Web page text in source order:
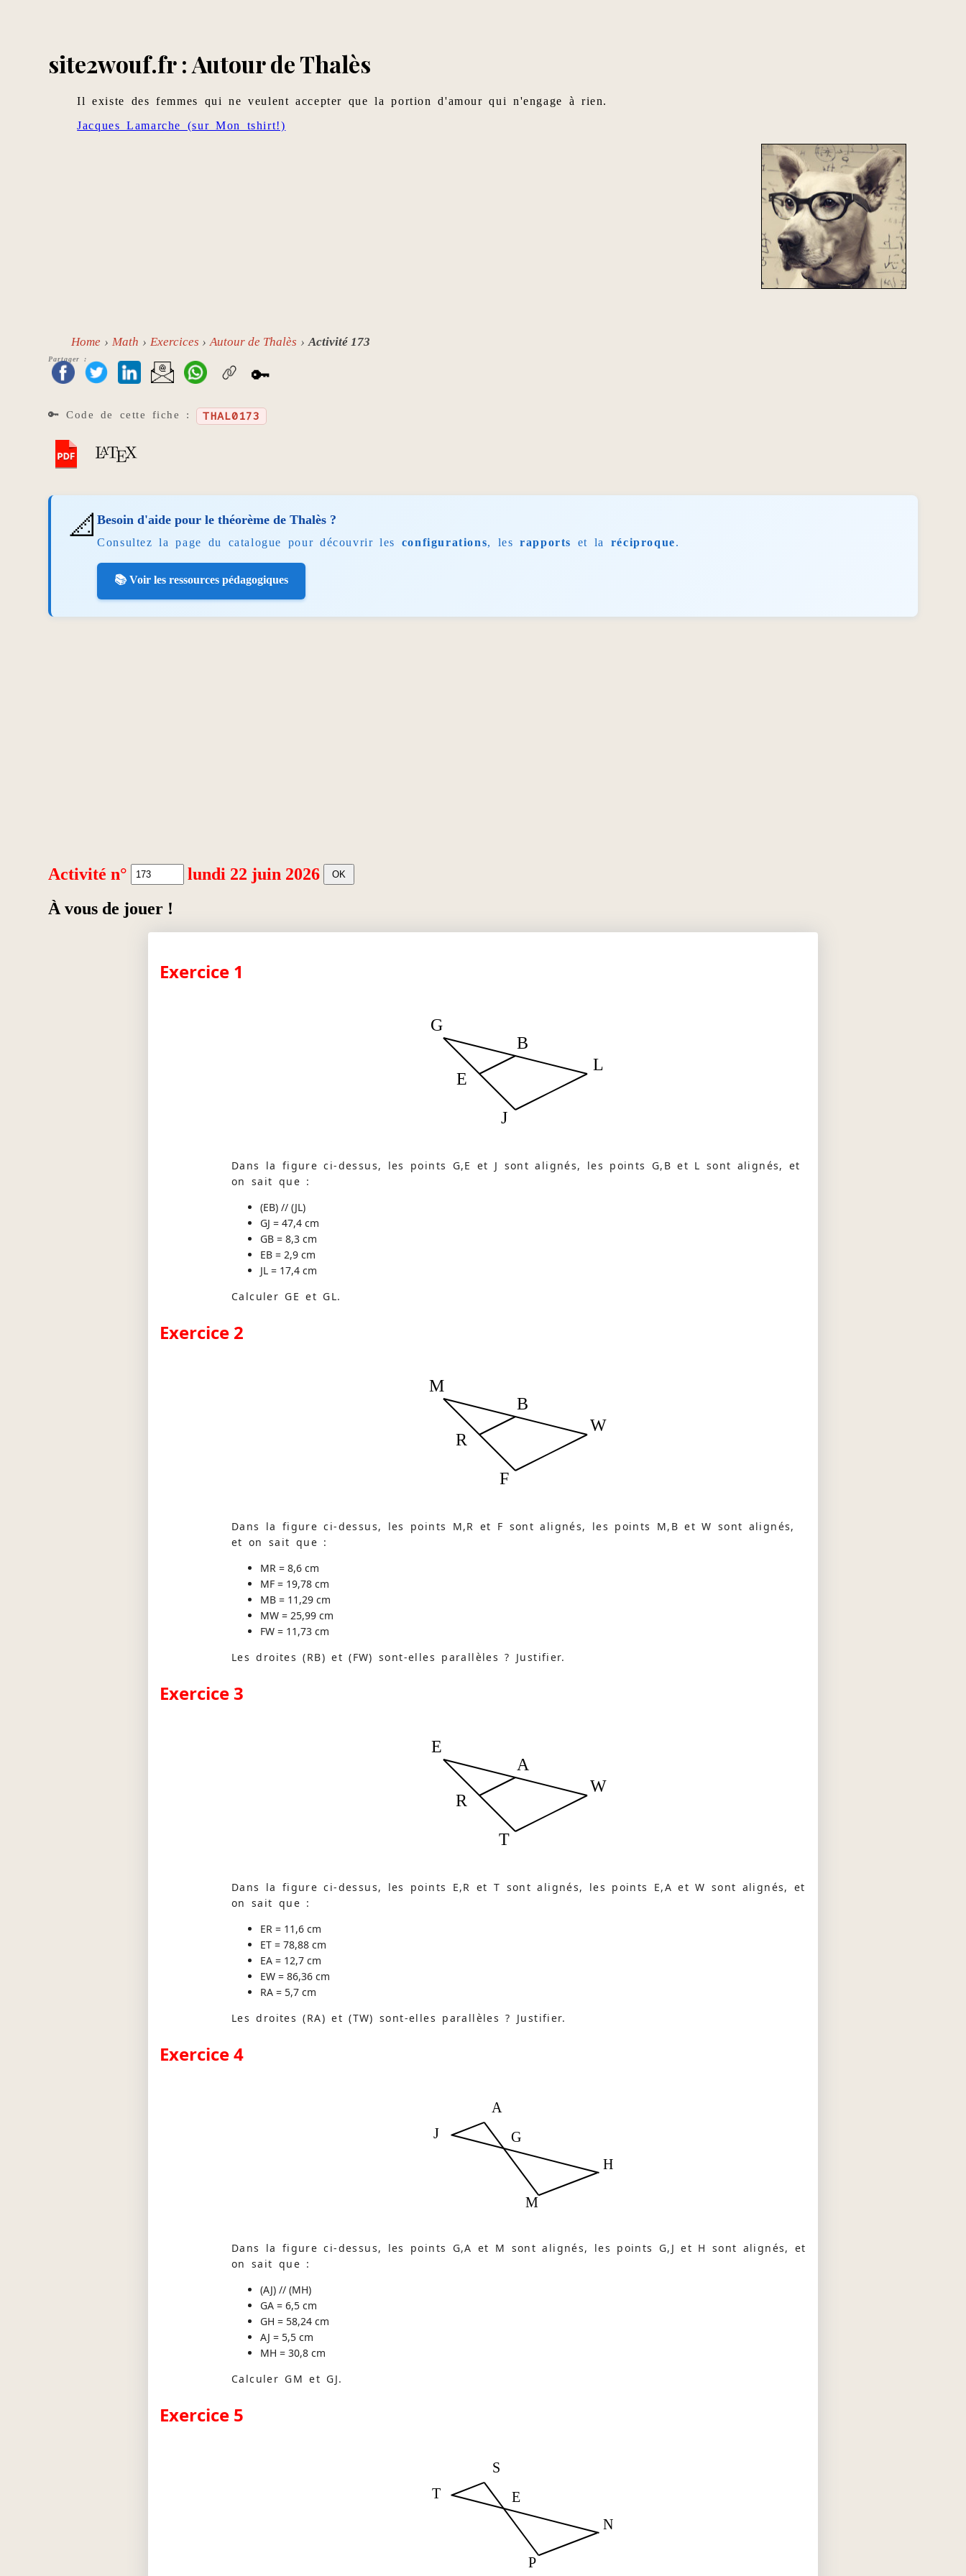
site2wouf.fr : Autour de Thalès
Il existe des femmes qui ne veulent accepter que la portion d'amour qui n'engage à rien.
Jacques Lamarche (sur Mon tshirt!)
Home Math Exercices Autour de Thalès Activité 173
Partager :
🔑
🔑 Code de cette fiche : THAL0173
📐Besoin d'aide pour le théorème de Thalès ?
Consultez la page du catalogue pour découvrir les configurations, lesrapports et la réciproque.
📚 Voir les ressources pédagogiques
Activité n°
lundi 22 juin 2026
À vous de jouer !
Exercice 1
L
G
J
E
B
Dans la figure ci-dessus, les points G,E et J sont alignés, les points G,B et L sont alignés, et
on sait que :
(EB) // (JL)
GJ = 47,4 cm
GB = 8,3 cm
EB = 2,9 cm
JL = 17,4 cm
Calculer GE et GL.
Exercice 2
W
M
F
R
B
Dans la figure ci-dessus, les points M,R et F sont alignés, les points M,B et W sont alignés,
et on sait que :
MR = 8,6 cm
MF = 19,78 cm
MB = 11,29 cm
MW = 25,99 cm
FW = 11,73 cm
Les droites (RB) et (FW) sont-elles parallèles ? Justifier.
Exercice 3
W
E
T
R
A
Dans la figure ci-dessus, les points E,R et T sont alignés, les points E,A et W sont alignés, et
on sait que :
ER = 11,6 cm
ET = 78,88 cm
EA = 12,7 cm
EW = 86,36 cm
RA = 5,7 cm
Les droites (RA) et (TW) sont-elles parallèles ? Justifier.
Exercice 4
H
G
M
A
J
Dans la figure ci-dessus, les points G,A et M sont alignés, les points G,J et H sont alignés, et
on sait que :
(AJ) // (MH)
GA = 6,5 cm
GH = 58,24 cm
AJ = 5,5 cm
MH = 30,8 cm
Calculer GM et GJ.
Exercice 5
N
E
P
S
T